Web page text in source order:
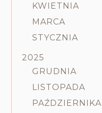
KWIETNIA
MARCA
STYCZNIA
2025
GRUDNIA
LISTOPADA
PAŹDZIERNIKA